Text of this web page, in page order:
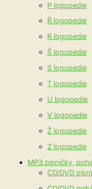
P logopedie
Ř logopedie
R logopedie
Š logopedie
S logopedie
T logopedie
U logopedie
V logopedie
Ž logopedie
Z logopedie
MP3 písničky,
CD/DVD